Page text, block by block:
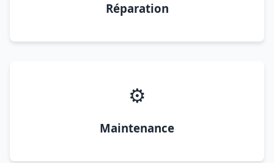
Réparation
⚙️
Maintenance